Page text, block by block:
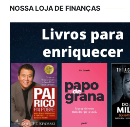
NOSSA LOJA DE FINANÇAS